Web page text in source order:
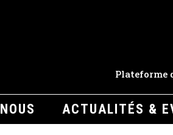
Plateforme
ACTUALITÉS &